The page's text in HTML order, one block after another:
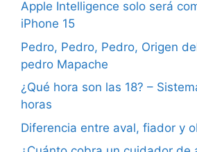
Apple Intelligence solo será
iPhone 15
Pedro, Pedro, Pedro, Origen
pedro Mapache
¿Qué hora son las 18? –
horas
Diferencia entre aval, fiador y